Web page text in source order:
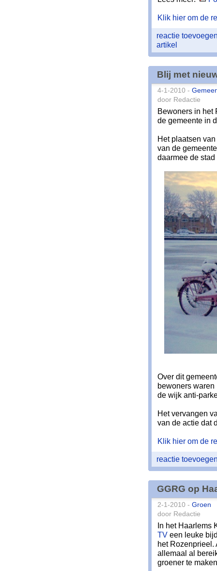
Klik hier om de
reactie
artikel
Blij met
4-1-2010 -
door Redactie
Bewoners in het
de gemeente in
Het plaatsen
van de
daarmee de
Over dit
bewoners waren
de wijk anti-
Het vervangen
van de actie dat
Klik hier om de
reactie
GGRG op
2-1-2010 - Groen
door Redactie
In het Haarlems
TVeen leuke
het Rozenprieel.
allemaal al
groener te